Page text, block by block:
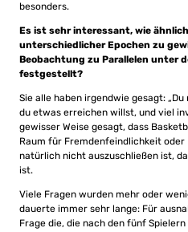
besonders.
Es ist sehr interessant, wie
unterschiedlicher Epochen zu
Beobachtung zu Parallelen unter
festgestellt?
Sie alle haben irgendwie gesagt:
du etwas erreichen willst, und viel
gewisser Weise gesagt, dass
Raum für Fremdenfeindlichkeit oder
natürlich nicht auszuschließen ist,
ist.
Viele Fragen wurden mehr oder
dauerte immer sehr lange: Für
Frage die, die nach den fünf